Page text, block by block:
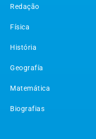
Redação
Física
História
Geografía
Matemática
Biografias